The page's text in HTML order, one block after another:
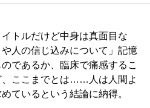
トルだけど中身は真面目な
や人の信じ込みについて」記憶
であるか、臨床で痛感するこ
、ここまでとは……人は人間よ
ているという結論に納得。